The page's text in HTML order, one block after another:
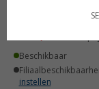
Beschikbaar
instellen